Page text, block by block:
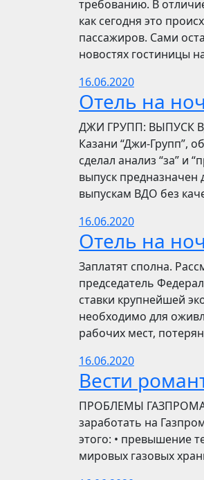
требованию. В
как сегодня это
пассажиров. Сами
новостях гостиницы
16.06.2020
Отель на
​​ДЖИ ГРУПП: ВЫПУСК
Казани “Джи-Групп”,
сделал анализ “за” и
выпуск предназначен
выпускам ВДО без
16.06.2020
Отель на
Заплатят сполна.
председатель
ставки крупнейшей
необходимо для
рабочих мест,
16.06.2020
Вести
ПРОБЛЕМЫ ГАЗПРОМА:
заработать на
этого: • превышение
мировых газовых